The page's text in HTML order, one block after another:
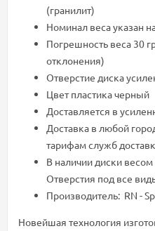
(гранилит)
Номинал веса указан
Погрешность веса 30
отклонения)
Отверстие диска
Цвет пластика черный
Доставляется в
Доставка в любой
тарифам служб
В наличии диски весом
Отверстия под все
Производитель: RN -
Новейшая технология